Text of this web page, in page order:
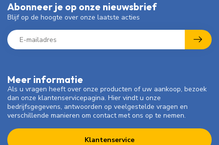
Meer informatie
Als u vragen heeft over onze producten of uw aankoop, bezoek
dan onze klantenservicepagina. Hier vindt u onze
bedrijfsgegevens, antwoorden op veelgestelde vragen en
verschillende manieren om contact met ons op te nemen.
Klantenservice
Abonneer je op onze nieuwsbrief
Blijf op de hoogte over onze laatste acties